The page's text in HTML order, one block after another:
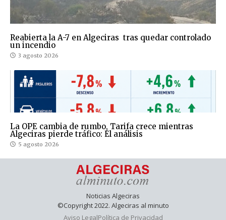
Reabierta la A-7 en Algeciras tras quedar controlado
un incendio
3 agosto 2026
La OPE cambia de rumbo, Tarifa crece mientras
Algeciras pierde tráfico: El análisis
5 agosto 2026
Noticias Algeciras
©Copyright 2022. Algeciras al minuto
Aviso LegalPolítica de Privacidad